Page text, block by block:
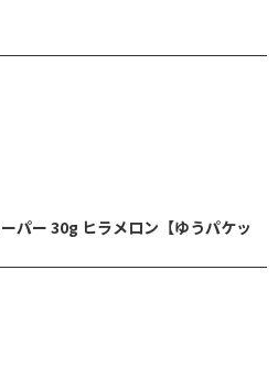
パー 30g ヒラメロン【ゆうパケッ